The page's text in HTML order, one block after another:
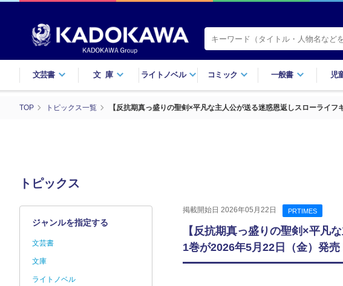
文芸書 文庫 ライトノベル コミック 一般書 児
TOP トピックス一覧 【反抗期真っ盛りの聖剣×平凡な主人公が送る迷惑恩返しスローライ
トピックス
掲載開始日 2026年05月22日 PRTIMES
【反抗期真っ盛りの聖剣×平凡
1巻が2026年5月22日（金）発売
ジャンルを指定する
文芸書
文庫
ライトノベル